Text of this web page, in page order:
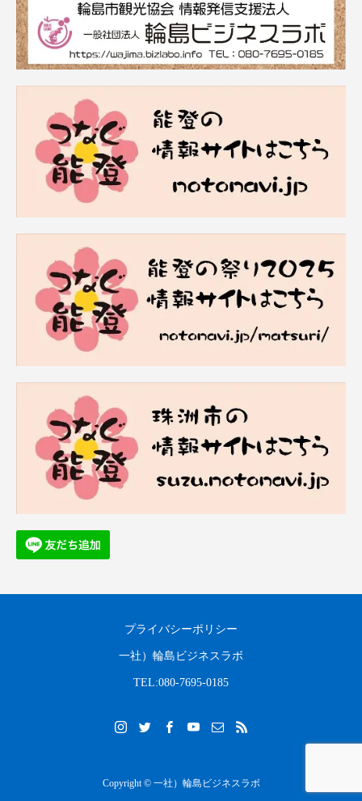
プライバシーポリシー
一社）輪島ビジネスラボ
TEL:080-7695-0185
Copyright © 一社）輪島ビジネスラボ